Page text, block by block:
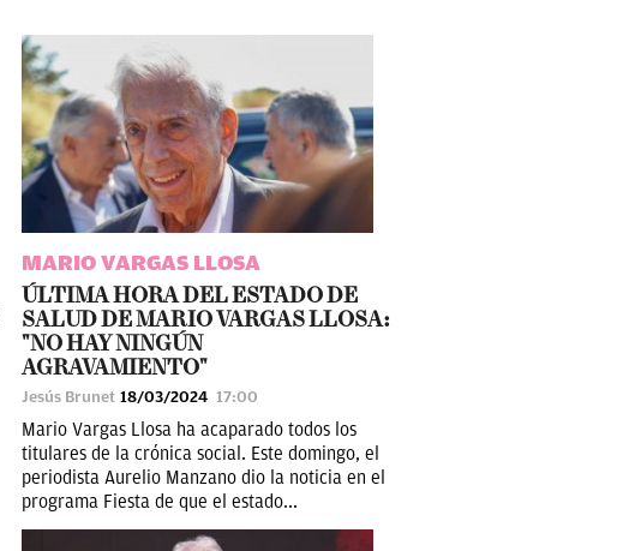
MARIO VARGAS LLOSA
ÚLTIMA HORA DEL ESTADO DE
SALUD DE MARIO VARGAS LLOSA:
"NO HAY NINGÚN
AGRAVAMIENTO"
Jesús Brunet 18/03/2024 17:00
Mario Vargas Llosa ha acaparado todos los
titulares de la crónica social. Este domingo, el
periodista Aurelio Manzano dio la noticia en el
programa Fiesta de que el estado...